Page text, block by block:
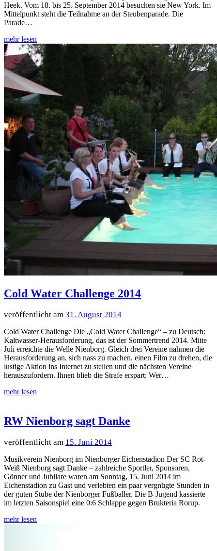
Heek. Vom 18. bis 25. September 2014 besuchen sie New York. Im
Mittelpunkt steht die Teilnahme an der Steubenparade. Die
Parade…
Cold Water Challenge 2014
31. August 2014
Cold Water Challenge Die „Cold Water Challenge“ – zu Deutsch:
Kaltwasser-Herausforderung, das ist der Sommertrend 2014. Mitte
Juli erreichte die Welle Nienborg. Gleich drei Vereine nahmen die
Herausforderung an, sich nass zu machen, einen Film zu drehen, die
lustige Aktion ins Internet zu stellen und die nächsten Vereine
herauszufordern. Ihnen blieb die Strafe erspart: Wer…
RW Nienborg sagt Danke
15. Juni 2014
Musikverein Nienborg im Nienborger Eichenstadion Der SC Rot-
Weiß Nienborg sagt Danke – zahlreiche Sportler, Sponsoren,
Gönner und Jubilare waren am Sonntag, 15. Juni 2014 im
Eichenstadion zu Gast und verlebten ein paar vergnügte Stunden in
der guten Stube der Nienborger Fußballer. Die B-Jugend kassierte
im letzten Saisonspiel eine 0:6 Schlappe gegen Brukteria Rorup.